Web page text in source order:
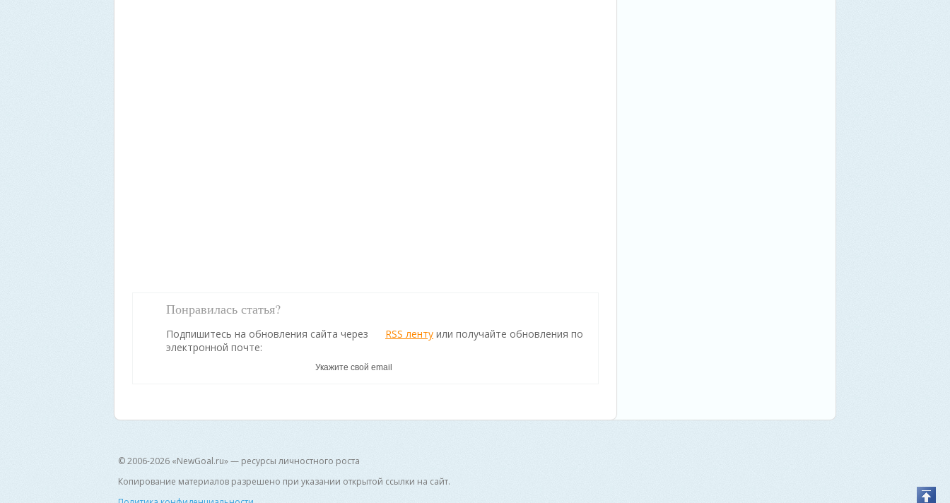
Понравилась статья?
Подпишитесь на обновления сайта через RSS ленту или получайте обновления по
электронной почте:
© 2006-2026 «NewGoal.ru» — ресурсы личностного роста
Копирование материалов разрешено при указании открытой ссылки на сайт.